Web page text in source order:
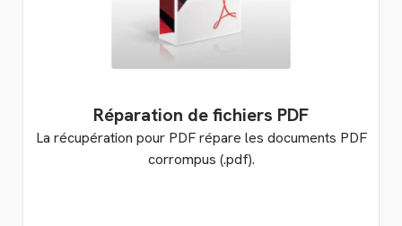
Réparation de fichiers PDF
La récupération pour PDF répare les documents PDF
corrompus (.pdf).